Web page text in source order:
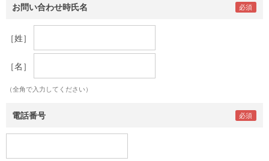
お問い合わせ時氏名
［姓］
［名］
（全角で入力してください）
電話番号